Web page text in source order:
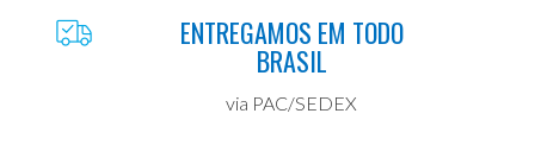
ENTREGAMOS EM TODO
BRASIL
via PAC/SEDEX